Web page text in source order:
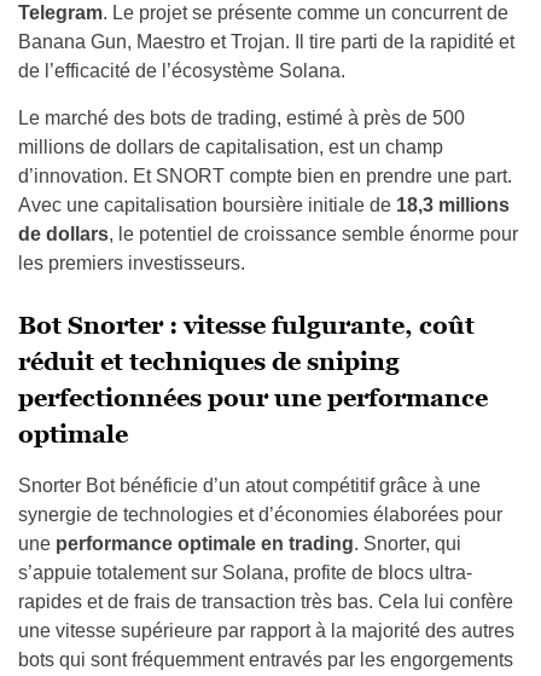
Telegram. Le projet se présente comme un concurrent de
Banana Gun, Maestro et Trojan. Il tire parti de la rapidité et
de l’efficacité de l’écosystème Solana.
Le marché des bots de trading, estimé à près de 500
millions de dollars de capitalisation, est un champ
d’innovation. Et SNORT compte bien en prendre une part.
Avec une capitalisation boursière initiale de 18,3 millions
de dollars, le potentiel de croissance semble énorme pour
les premiers investisseurs.
Bot Snorter : vitesse fulgurante, coût
réduit et techniques de sniping
perfectionnées pour une performance
optimale
Snorter Bot bénéficie d’un atout compétitif grâce à une
synergie de technologies et d’économies élaborées pour
une performance optimale en trading. Snorter, qui
s’appuie totalement sur Solana, profite de blocs ultra-
rapides et de frais de transaction très bas. Cela lui confère
une vitesse supérieure par rapport à la majorité des autres
bots qui sont fréquemment entravés par les engorgements